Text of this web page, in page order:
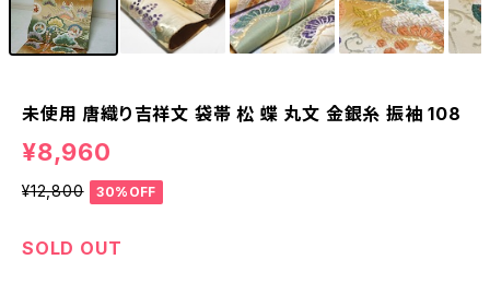
未使用 唐織り吉祥文 袋帯 松 蝶 丸文 金銀糸 振袖 108
¥8,960
¥12,800 30%OFF
SOLD OUT